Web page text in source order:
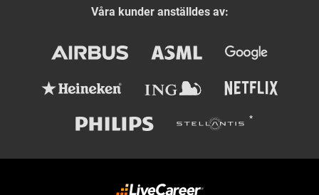
Våra kunder anställdes av: